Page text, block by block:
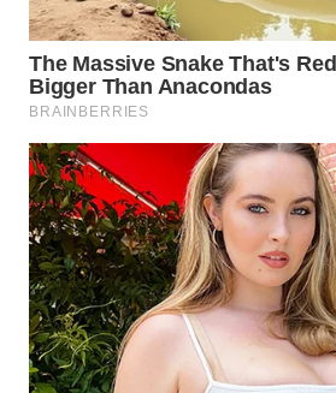
INDRAMAYU
WN
KUNINGAN
WN
MAJALENGKA
WN
SUBANG